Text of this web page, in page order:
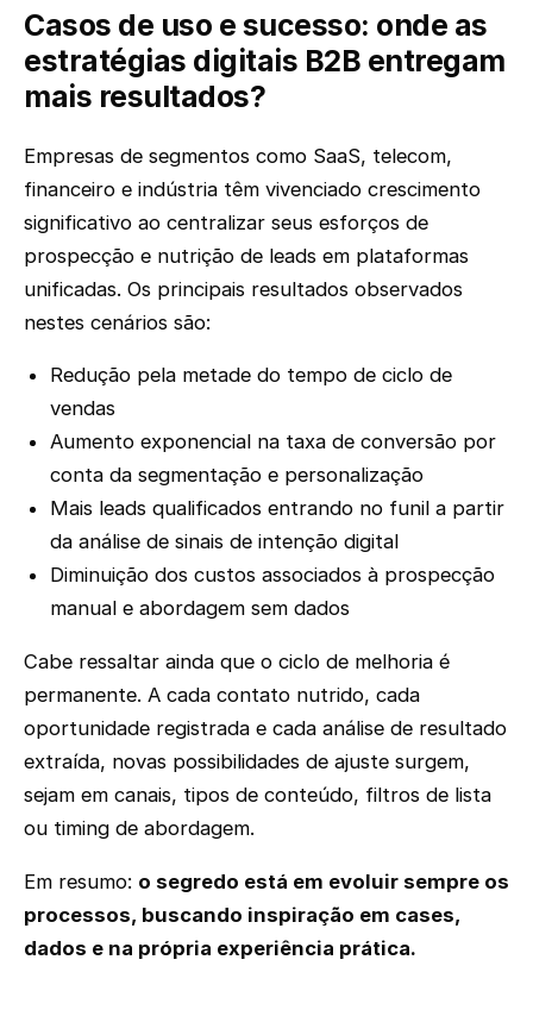
Casos de uso e sucesso: onde as
estratégias digitais B2B entregam
mais resultados?
Empresas de segmentos como SaaS, telecom,
financeiro e indústria têm vivenciado crescimento
significativo ao centralizar seus esforços de
prospecção e nutrição de leads em plataformas
unificadas. Os principais resultados observados
nestes cenários são:
Redução pela metade do tempo de ciclo de
vendas
Aumento exponencial na taxa de conversão por
conta da segmentação e personalização
Mais leads qualificados entrando no funil a partir
da análise de sinais de intenção digital
Diminuição dos custos associados à prospecção
manual e abordagem sem dados
Cabe ressaltar ainda que o ciclo de melhoria é
permanente. A cada contato nutrido, cada
oportunidade registrada e cada análise de resultado
extraída, novas possibilidades de ajuste surgem,
sejam em canais, tipos de conteúdo, filtros de lista
ou timing de abordagem.
Em resumo: o segredo está em evoluir sempre os
processos, buscando inspiração em cases,
dados e na própria experiência prática.